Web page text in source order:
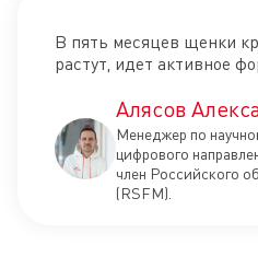
В пять месяцев щенки
растут, идет активное
Алясов
Менеджер по
цифрового
член Российского
(RSFM).